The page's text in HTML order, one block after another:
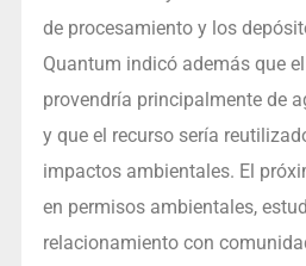
de procesamiento y los
Quantum indicó además que
provendría principalmente de
y que el recurso sería
impactos ambientales. El
en permisos ambientales,
relacionamiento con